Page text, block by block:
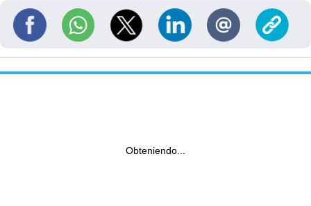
Obteniendo...